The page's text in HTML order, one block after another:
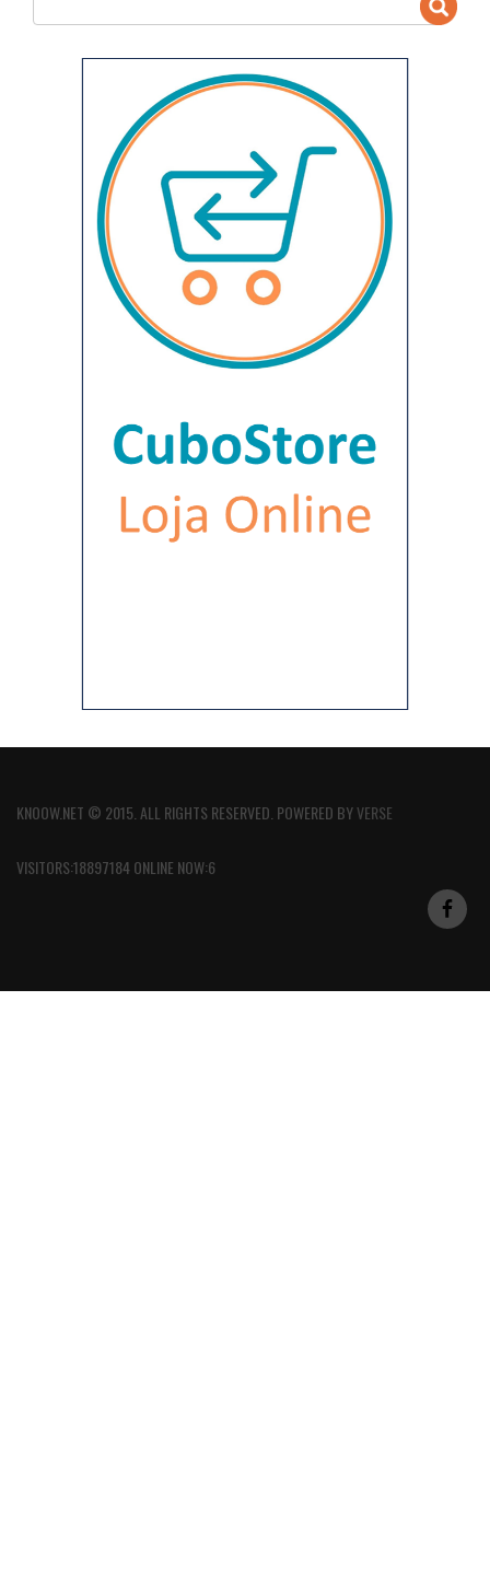
KNOOW.NET © 2015. ALL RIGHTS RESERVED. POWERED BYVERSE
VISITORS:18897184 ONLINE NOW:6